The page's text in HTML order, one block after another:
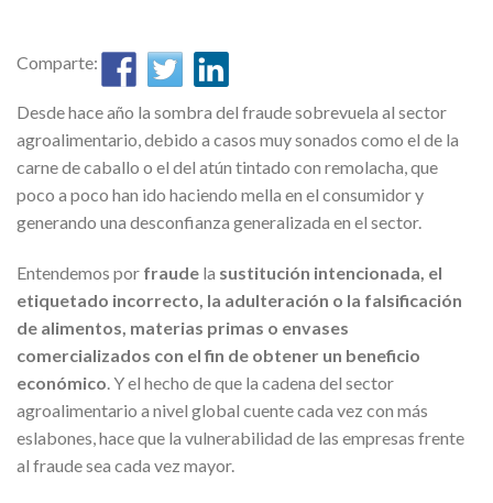
Comparte:
Desde hace año la sombra del fraude sobrevuela al sector
agroalimentario, debido a casos muy sonados como el de la
carne de caballo o el del atún tintado con remolacha, que
poco a poco han ido haciendo mella en el consumidor y
generando una desconfianza generalizada en el sector.
Entendemos por fraude la sustitución intencionada, el
etiquetado incorrecto, la adulteración o la falsificación
de alimentos, materias primas o envases
comercializados con el fin de obtener un beneficio
económico . Y el hecho de que la cadena del sector
agroalimentario a nivel global cuente cada vez con más
eslabones, hace que la vulnerabilidad de las empresas frente
al fraude sea cada vez mayor.